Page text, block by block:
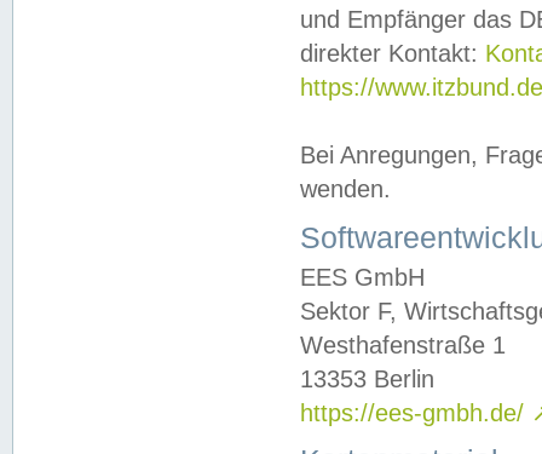
und Empfänger das
direkter Kontakt:
https://
Bei Anregungen,
wenden.
EES GmbH
Sektor F,
Westhafenstraße 1
13353 Berlin
https://ees-gmbh.de/